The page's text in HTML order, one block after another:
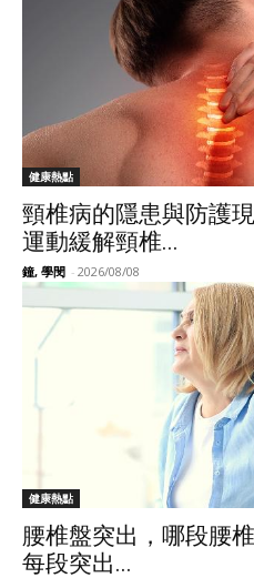
健康熱點
頸椎病的隱患與防護
運動緩解頸椎...
鐘, 學閔 - 2026/08/08
健康熱點
腰椎盤突出，哪段腰
每段突出...